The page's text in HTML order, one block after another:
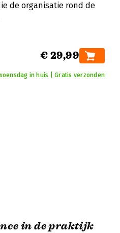
de organisatie rond de
€ 29,99
in huis | Gratis verzonden
in de praktijk